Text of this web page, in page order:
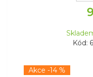
Kód:
Akce -14 %